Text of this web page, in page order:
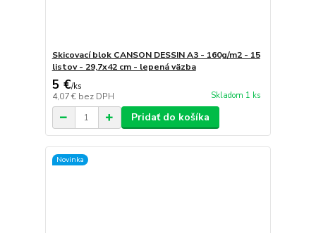
Skicovací blok CANSON DESSIN A3 - 160g/m2 - 15
listov - 29,7x42 cm - lepená väzba
5 €/ks
4,07 € bez DPH Skladom 1 ks
Pridať do košíka
Novinka